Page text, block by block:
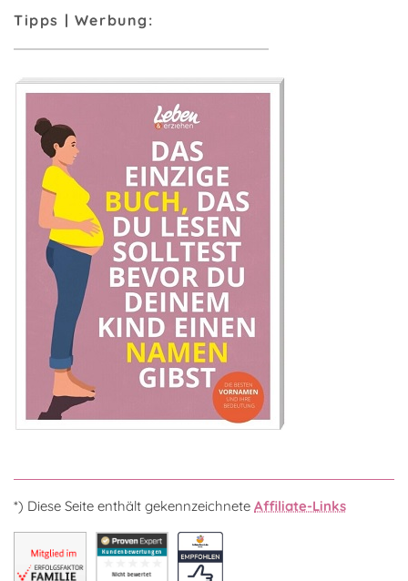
Tipps | Werbung:
*) Diese Seite enthält gekennzeichnete Affiliate-Links